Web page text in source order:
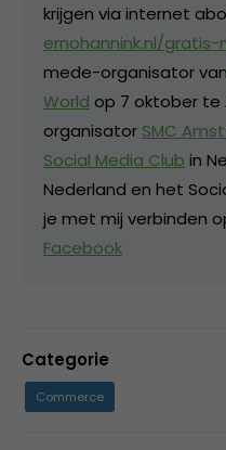
krijgen via internet
ernohannink.nl/
mede-organisator van
World op 7 oktober
organisator SMC
Social Media Club in
Nederland en het
je met mij verbinden
Facebook
Categorie
Commerce